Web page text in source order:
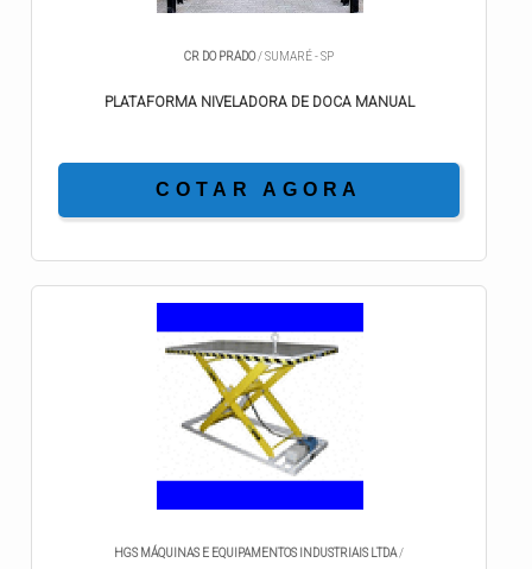
CR DO PRADO/ SUMARÉ - SP
PLATAFORMA NIVELADORA DE DOCA MANUAL
COTAR AGORA
HGS MÁQUINAS E EQUIPAMENTOS INDUSTRIAIS LTDA /